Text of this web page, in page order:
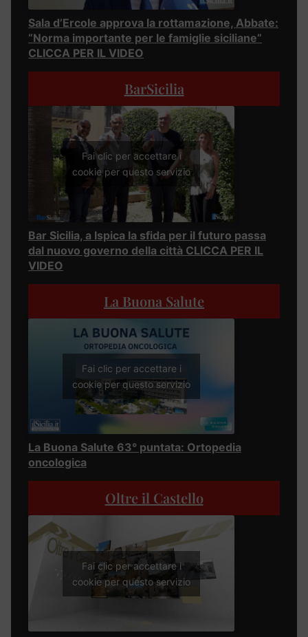
Sala d’Ercole approva la rottamazione, Abbate:
“Norma importante per le famiglie siciliane”
CLICCA PER IL VIDEO
BarSicilia
Fai clic per accettare i
cookie per questo servizio
Bar Sicilia, a Ispica la sfida per il futuro passa
dal nuovo governo della città CLICCA PER IL
VIDEO
La Buona Salute
Fai clic per accettare i
cookie per questo servizio
La Buona Salute 63° puntata: Ortopedia
oncologica
Oltre il Castello
Fai clic per accettare i
cookie per questo servizio